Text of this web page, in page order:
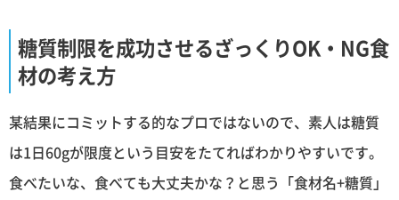
糖質制限を成功させるざっくりOK・NG食
材の考え方
某結果にコミットする的なプロではないので、素人は糖質
は1日60gが限度という目安をたてればわかりやすいです。
食べたいな、食べても大丈夫かな？と思う「食材名+糖質」